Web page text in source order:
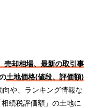
売却相場、最新の取引事
土地価格(値段、評価額)
や、ランキング情報な
相続税評価額」の土地に